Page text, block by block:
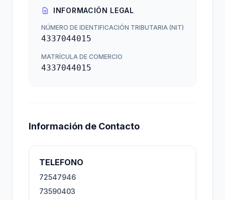
INFORMACIÓN LEGAL
NÚMERO DE IDENTIFICACIÓN TRIBUTARIA (NIT)
4337044015
MATRÍCULA DE COMERCIO
4337044015
Información de Contacto
TELEFONO
72547946
73590403